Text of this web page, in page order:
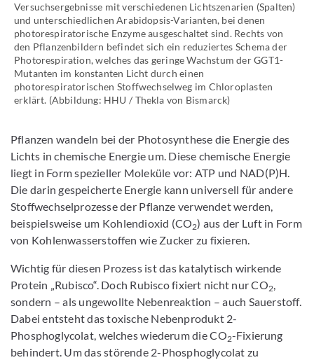
Versuchsergebnisse mit verschiedenen Lichtszenarien (Spalten)
und unterschiedlichen Arabidopsis-Varianten, bei denen
photorespiratorische Enzyme ausgeschaltet sind. Rechts von
den Pflanzenbildern befindet sich ein reduziertes Schema der
Photorespiration, welches das geringe Wachstum der GGT1-
Mutanten im konstanten Licht durch einen
photorespiratorischen Stoffwechselweg im Chloroplasten
erklärt. (Abbildung: HHU / Thekla von Bismarck)
Pflanzen wandeln bei der Photosynthese die Energie des
Lichts in chemische Energie um. Diese chemische Energie
liegt in Form spezieller Moleküle vor: ATP und NAD(P)H.
Die darin gespeicherte Energie kann universell für andere
Stoffwechselprozesse der Pflanze verwendet werden,
beispielsweise um Kohlendioxid (CO2) aus der Luft in Form
von Kohlenwasserstoffen wie Zucker zu fixieren.
Wichtig für diesen Prozess ist das katalytisch wirkende
Protein „Rubisco“. Doch Rubisco fixiert nicht nur CO2,
sondern – als ungewollte Nebenreaktion – auch Sauerstoff.
Dabei entsteht das toxische Nebenprodukt 2-
Phosphoglycolat, welches wiederum die CO2-Fixierung
behindert. Um das störende 2-Phosphoglycolat zu